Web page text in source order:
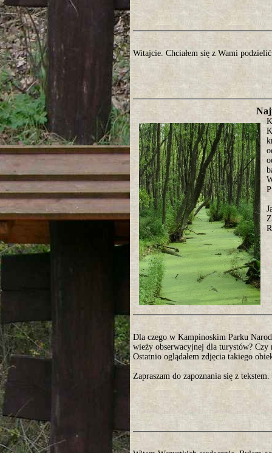
Witajcie. Chciałem się z Wami
Dla czego w Kampinoskim Parku
wieży obserwacyjnej dla turystów? Czy
Ostatnio oglądałem zdjęcia takiego
Zapraszam do zapoznania się z tekstem.